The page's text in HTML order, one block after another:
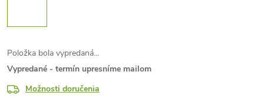
Položka bola vypredaná…
Vypredané - termín upresníme mailom
Možnosti doručenia